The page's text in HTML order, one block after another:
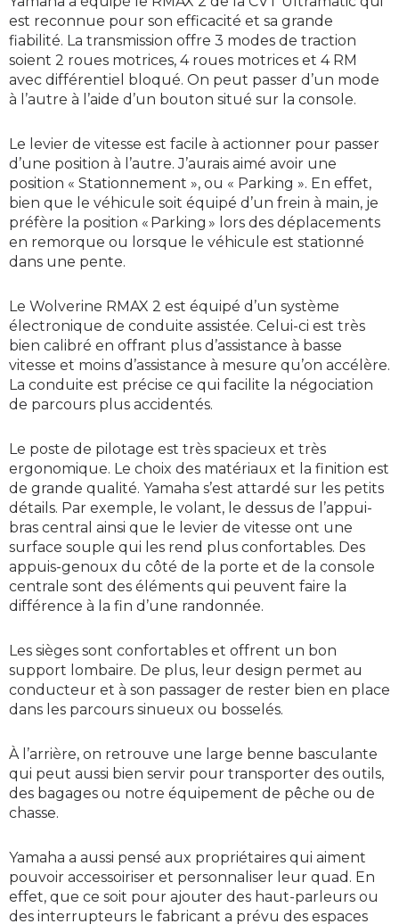
est reconnue pour son efficacité et sa grande
fiabilité. La transmission offre 3 modes de traction
soient 2 roues motrices, 4 roues motrices et 4 RM
avec différentiel bloqué. On peut passer d’un mode
à l’autre à l’aide d’un bouton situé sur la console.
Le levier de vitesse est facile à actionner pour passer
d’une position à l’autre. J’aurais aimé avoir une
position « Stationnement », ou « Parking ». En effet,
bien que le véhicule soit équipé d’un frein à main, je
préfère la position « Parking » lors des déplacements
en remorque ou lorsque le véhicule est stationné
dans une pente.
Le Wolverine RMAX 2 est équipé d’un système
électronique de conduite assistée. Celui-ci est très
bien calibré en offrant plus d’assistance à basse
vitesse et moins d’assistance à mesure qu’on accélère.
La conduite est précise ce qui facilite la négociation
de parcours plus accidentés.
Le poste de pilotage est très spacieux et très
ergonomique. Le choix des matériaux et la finition est
de grande qualité. Yamaha s’est attardé sur les petits
détails. Par exemple, le volant, le dessus de l’appui-
bras central ainsi que le levier de vitesse ont une
surface souple qui les rend plus confortables. Des
appuis-genoux du côté de la porte et de la console
centrale sont des éléments qui peuvent faire la
différence à la fin d’une randonnée.
Les sièges sont confortables et offrent un bon
support lombaire. De plus, leur design permet au
conducteur et à son passager de rester bien en place
dans les parcours sinueux ou bosselés.
À l’arrière, on retrouve une large benne basculante
qui peut aussi bien servir pour transporter des outils,
des bagages ou notre équipement de pêche ou de
chasse.
Yamaha a aussi pensé aux propriétaires qui aiment
pouvoir accessoiriser et personnaliser leur quad. En
effet, que ce soit pour ajouter des haut-parleurs ou
des interrupteurs le fabricant a prévu des espaces